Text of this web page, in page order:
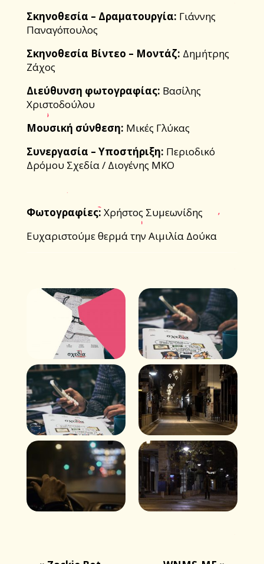
Σκηνοθεσία – Δραματουργία: Γιάννης
Παναγόπουλος
Σκηνοθεσία Βίντεο – Μοντάζ: Δημήτρης
Ζάχος
Διεύθυνση φωτογραφίας: Βασίλης
Χριστοδούλου
Μουσική σύνθεση: Μικές Γλύκας
Συνεργασία – Υποστήριξη: Περιοδικό
Δρόμου Σχεδία / Διογένης ΜΚΟ
Φωτογραφίες:Χρήστος Συμεωνίδης
Ευχαριστούμε θερμά την Αιμιλία Δούκα